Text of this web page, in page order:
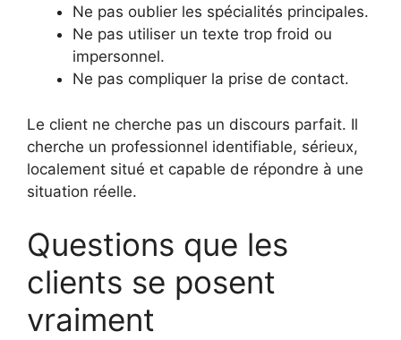
Ne pas oublier les spécialités principales.
Ne pas utiliser un texte trop froid ou
impersonnel.
Ne pas compliquer la prise de contact.
Le client ne cherche pas un discours parfait. Il
cherche un professionnel identifiable, sérieux,
localement situé et capable de répondre à une
situation réelle.
Questions que les
clients se posent
vraiment